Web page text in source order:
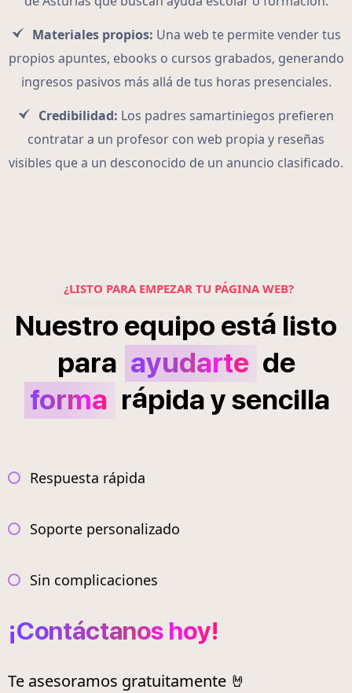
Materiales propios: Una web te permite vender tus
propios apuntes, ebooks o cursos grabados, generando
ingresos pasivos más allá de tus horas presenciales.
Credibilidad: Los padres samartiniegos prefieren
contratar a un profesor con web propia y reseñas
visibles que a un desconocido de un anuncio clasificado.
¿LISTO PARA EMPEZAR TU PÁGINA WEB?
Nuestro equipo está listo
para ayudarte de
forma rápidaysencilla
Respuesta rápida
Soporte personalizado
Sin complicaciones
¡Contáctanos hoy!
Te asesoramos gratuitamente 🤘